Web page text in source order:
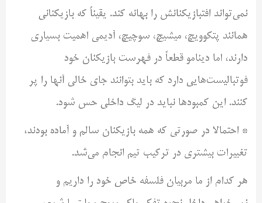
نمی‌تواند افتبازیکنانش را بهانه کند. یقیناً که بازیکنانی
همانند پتکوویچ، میشیچ، سوچیچ، آدیمی اهمیت بسیاری
دارند، اما دینامو قطعاً در فهرست بازیکنان خود
فوتبالیست‌هایی دارد که باید بتوانند جای خالی آنها را پر
کنند. این کمبودها نباید در لیگ داخلی حس شود.
* احتمالا در صورتی که همه بازیکنان سالم و آماده بودند،
تغییرات بیشتری در ترکیب تیم انجام می‌شد.
هر کدام از ما مربیان فلسفه خاص خود را داریم و